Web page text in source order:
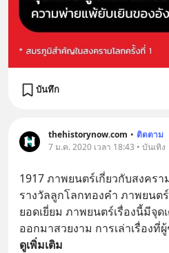
บันทึก
thehistorynow.com • ติดตาม
7 ม.ค. 2020 เวลา 18:43 • บันเทิง
1917 ภาพยนตร์เกี่ยวกับสงคร
รางวัลลูกโลกทองคำ ภาพยนต
ยอดเยี่ยม ภาพยนตร์เรื่องนี้มีจุด
ออกมาสวยงาม การเล่าเรื่องที่
ดูเพิ่มเติม